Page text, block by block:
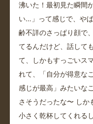
沸いた！最初見た瞬間
い…」って感じで、や
齢不詳のさっぱり顔で
てるんだけど、話して
て、しかもすっごいス
れて、「自分が得意な
感じが最高」みたいな
さそうだったな〜 しか
小さく乾杯してくれる